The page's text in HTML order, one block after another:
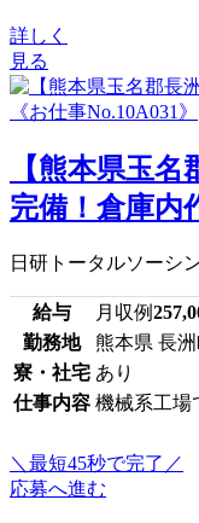
詳しく
見る
【熊本県玉
完備！倉庫内
日研トータルソーシ
給与 月収例
勤務地
熊本県 長
寮・社宅 あり
仕事内容 機械系工場
＼最短45秒で完了／
応募へ進む